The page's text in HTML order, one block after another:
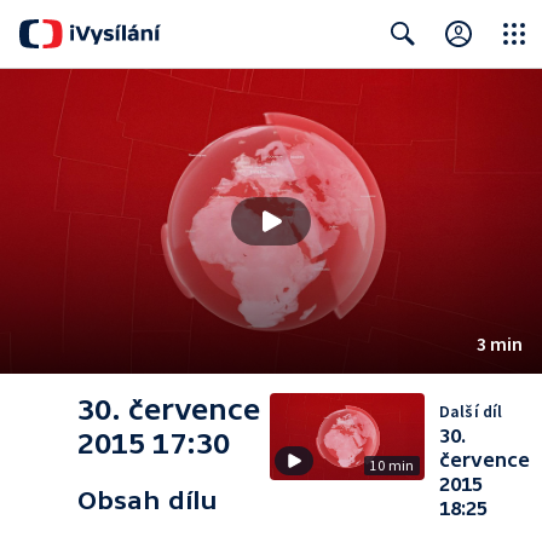
3 min
30. července
2015 17:30
Obsah dílu
10 min
Další díl
30.
července
2015
18:25